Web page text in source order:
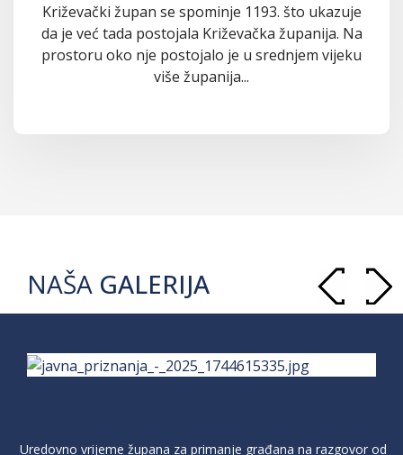
Križevački župan se spominje 1193. što ukazuje
da je već tada postojala Križevačka županija. Na
prostoru oko nje postojalo je u srednjem vijeku
više županija...
NAŠA GALERIJA
Uredovno vrijeme župana za primanje građana na razgovor od